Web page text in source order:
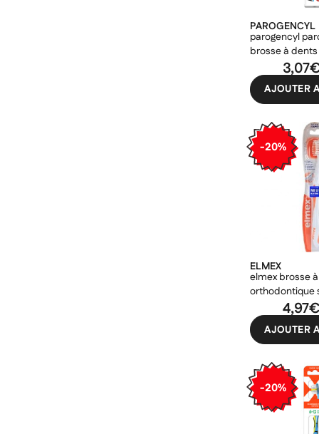
PAROGENCYL
parogencyl
brosse à
0,15mm
AJOUTER
-20%
ELMEX
elmex brosse
orthodontique
AJOUTER
-20%